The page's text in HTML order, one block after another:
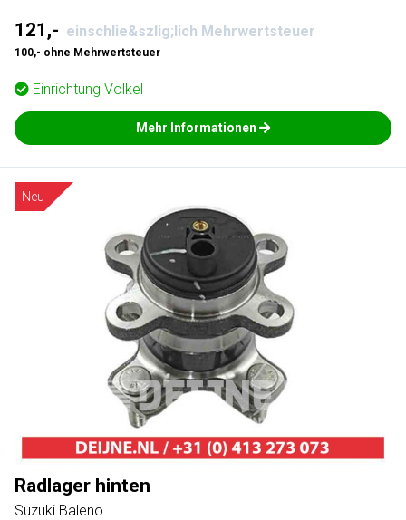
121,- einschlie&szlig;lich Mehrwertsteuer
100,- ohne Mehrwertsteuer
Einrichtung Volkel
Mehr Informationen
Neu
Radlager hinten
Suzuki Baleno